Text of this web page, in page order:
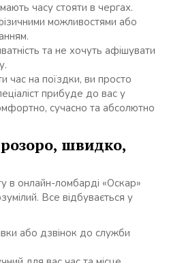
часу стояти в чергах.
можливостями або
та не хочуть афішувати
час на поїздки, ви просто
прибуде до вас у
сучасно та абсолютно
швидко,
в онлайн-ломбарді «Оскар»
Все відбувається у
або дзвінок до служби